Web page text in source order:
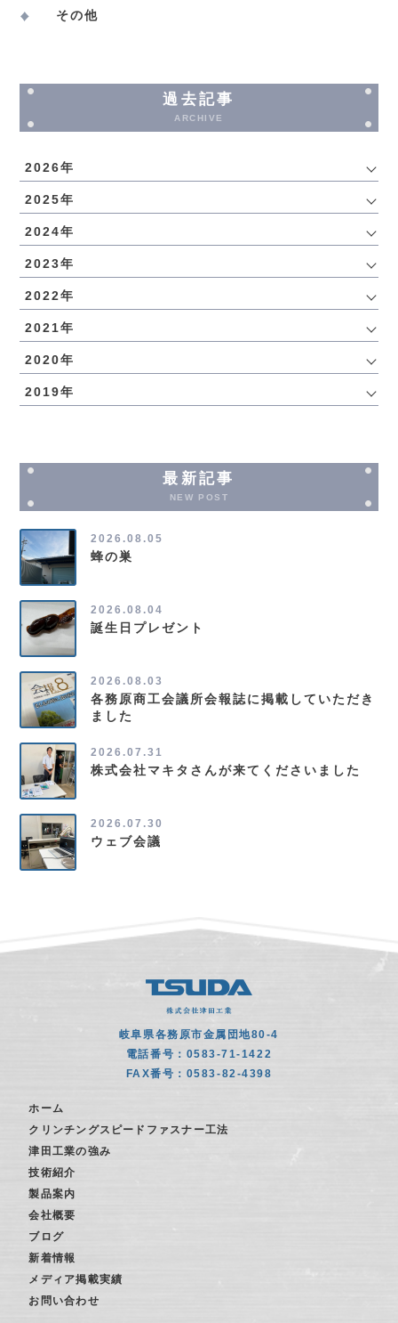
その他
過去記事
ARCHIVE
2026年
2025年
2024年
2023年
2022年
2021年
2020年
2019年
最新記事
NEW POST
2026.08.05
蜂の巣
2026.08.04
誕生日プレゼント
2026.08.03
各務原商工会議所会報誌に掲載していただき
ました
2026.07.31
株式会社マキタさんが来てくださいました
2026.07.30
ウェブ会議
岐阜県各務原市金属団地80-4
電話番号：0583-71-1422
FAX番号：0583-82-4398
ホーム
クリンチングスピードファスナー工法
津田工業の強み
技術紹介
製品案内
会社概要
ブログ
新着情報
メディア掲載実績
お問い合わせ